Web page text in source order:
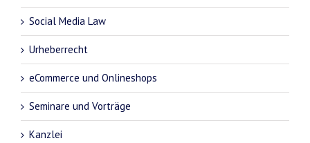
Social Media Law
Urheberrecht
eCommerce und Onlineshops
Seminare und Vorträge
Kanzlei